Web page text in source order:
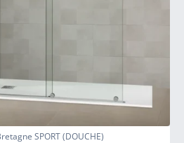
SPORT (DOUCHE)